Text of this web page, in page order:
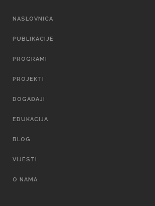
MAIN
NASLOVNICA
PUBLIKACIJE
PROGRAMI
PROJEKTI
DOGAĐAJI
EDUKACIJA
BLOG
VIJESTI
O NAMA